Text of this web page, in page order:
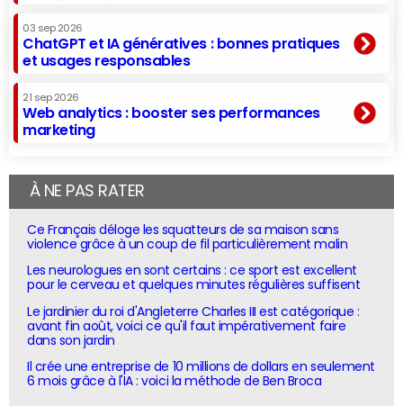
03 sep 2026
ChatGPT et IA génératives : bonnes pratiques
et usages responsables
21 sep 2026
Web analytics : booster ses performances
marketing
À NE PAS RATER
Ce Français déloge les squatteurs de sa maison sans
violence grâce à un coup de fil particulièrement malin
Les neurologues en sont certains : ce sport est excellent
pour le cerveau et quelques minutes régulières suffisent
Le jardinier du roi d'Angleterre Charles III est catégorique :
avant fin août, voici ce qu'il faut impérativement faire
dans son jardin
Il crée une entreprise de 10 millions de dollars en seulement
6 mois grâce à l'IA : voici la méthode de Ben Broca